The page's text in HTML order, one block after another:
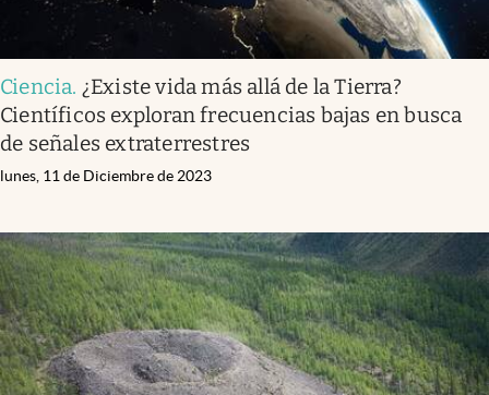
Ciencia. ¿Existe vida más allá de la Tierra?
Científicos exploran frecuencias bajas en busca
de señales extraterrestres
lunes, 11 de Diciembre de 2023